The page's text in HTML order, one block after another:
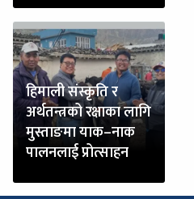
हिमाली संस्कृति र
अर्थतन्त्रको रक्षाका लागि
मुस्ताङमा याक–नाक
पालनलाई प्रोत्साहन